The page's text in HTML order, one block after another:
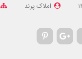
املاک پرند